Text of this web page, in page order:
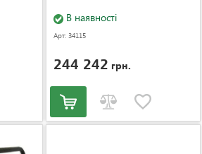
В наявності
Арт: 34115
244 242 грн.